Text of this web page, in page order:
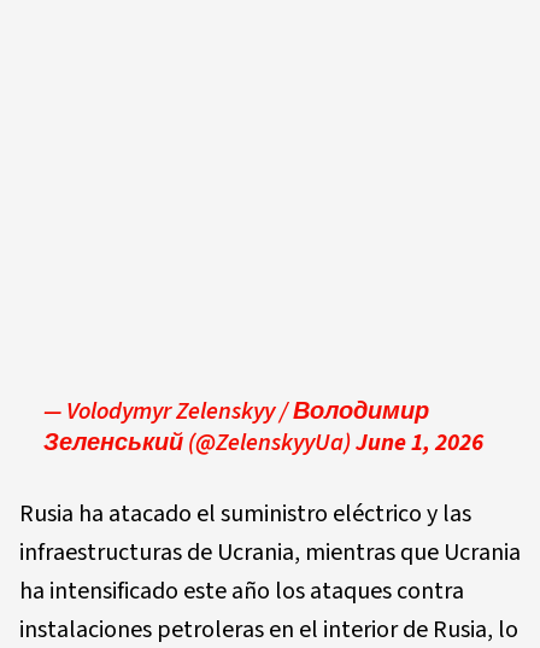
— Volodymyr Zelenskyy / Володимир
Зеленський (@ZelenskyyUa)June 1, 2026
Rusia ha atacado el suministro eléctrico y las
infraestructuras de Ucrania, mientras que Ucrania
ha intensificado este año los ataques contra
instalaciones petroleras en el interior de Rusia, lo